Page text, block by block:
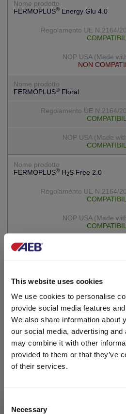
This website uses cookies
We use cookies to personalise
provide social media features
We also share information about
our social media, advertising
may combine it with other
provided to them or that they’ve
of their services.
Selection
Necessary
Il presente Sito è diretto a un
FERMOPLUS®Energy Glu 4.0
NON
FERMOPLUS®Floral
FERMOPLUS®H2S Free 2.0
FERMOPLUS
NON
FERMOPLUS®Malolactique 2.0
NON